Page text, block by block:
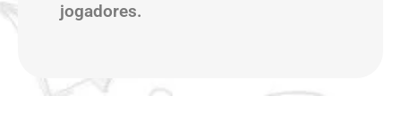
jogadores.